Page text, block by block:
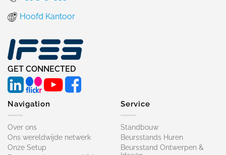
Hoofd Kantoor
GET CONNECTED
Navigation
Over ons
Ons wereldwijde netwerk
Onze Setup
Service
Standbouw
Beursstands Huren
Beursstand Ontwerpen &